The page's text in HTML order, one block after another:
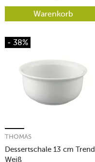
Warenkorb
- 38%
Dessertschale 13 cm Trend
Weiß
THOMAS